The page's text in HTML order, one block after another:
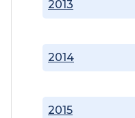
2013
2014
2015